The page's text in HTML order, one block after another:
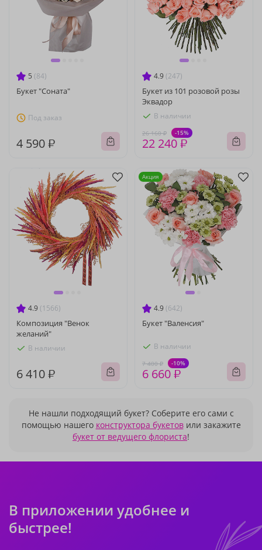
5 (84)
Букет "Соната"
Под заказ
4 590 ₽
4.9 (247)
Букет из 101 розовой розы
Эквадор
В наличии
26 160 ₽ -15%
22 240 ₽
4.9 (1566)
Композиция "Венок
желаний"
В наличии
6 410 ₽
4.9 (642)
Букет "Валенсия"
В наличии
7 400 ₽ -10%
6 660 ₽
Акция
Не нашли подходящий букет? Соберите его сами с
помощью нашего конструктора букетовили закажите
букет от ведущего флориста!
В приложении удобнее и
быстрее!